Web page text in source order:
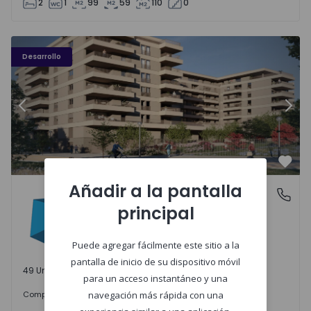
2 1 99 59 110 0
Desarrollo
PLENO JARDIM - 3
Anterior
Águas Santas, PortoPLENO JARDIM
Águas Santas, Porto
49 Unidades disponibles
Comprar 242.000 €
Añadir a la pantalla
principal
Puede agregar fácilmente este sitio a la
pantalla de inicio de su dispositivo móvil
para un acceso instantáneo y una
navegación más rápida con una